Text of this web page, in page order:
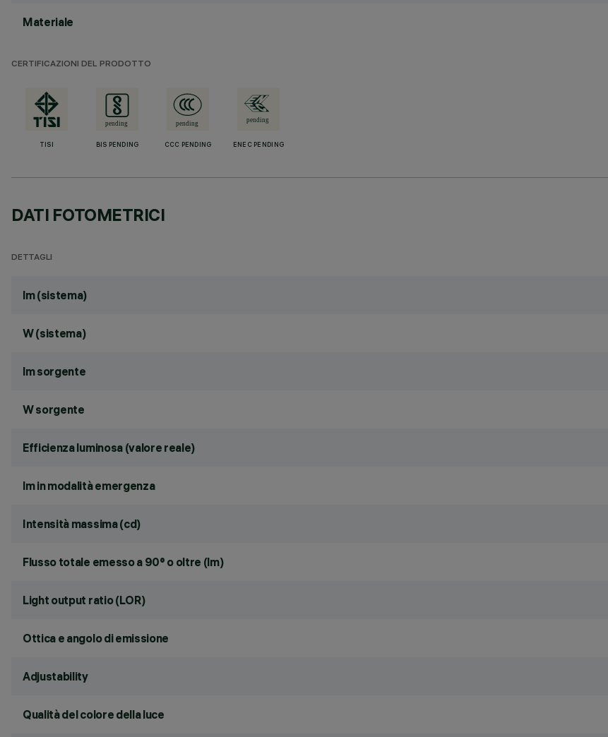
Materiale
CERTIFICAZIONI DEL PRODOTTO
TISI BIS PENDING CCC PENDING ENEC PENDING
DATI FOTOMETRICI
DETTAGLI
lm (sistema)
W (sistema)
lm sorgente
W sorgente
Efficienza luminosa (valore reale)
lm in modalità emergenza
Intensità massima (cd)
Flusso totale emesso a 90° o oltre (lm)
Light output ratio (LOR)
Ottica e angolo di emissione
Adjustability
Qualità del colore della luce